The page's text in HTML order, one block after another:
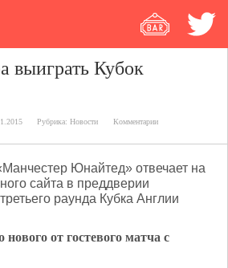
выиграть Кубок
Рубрика: Новости Комментарии
Юнайтед» отвечает на
сайта в преддверии
раунда Кубка Англии
от гостевого матча с